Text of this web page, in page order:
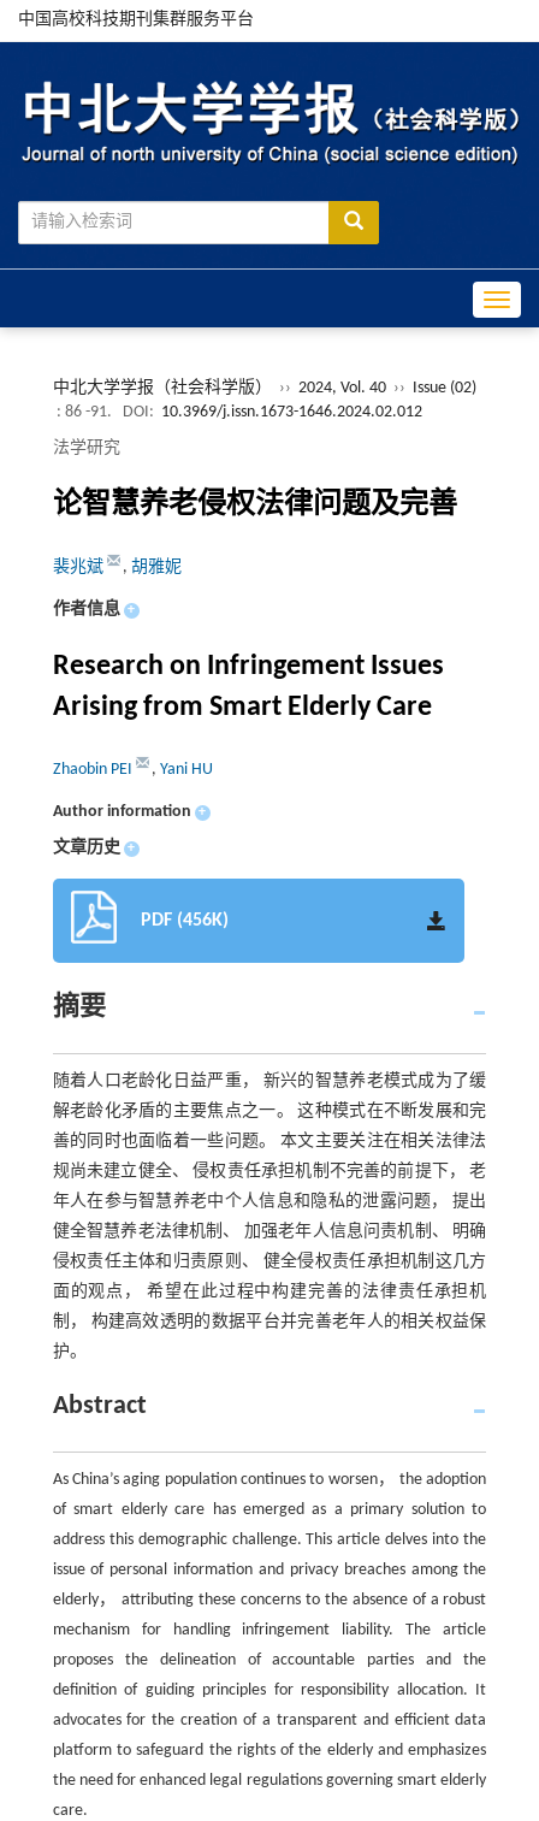
中国高校科技期刊集群服务平台
中北大学学报（社会科学版） ›› 2024, Vol. 40 ››
Issue (02)
: 86 -91.
DOI: 10.3969/j.issn.1673-1646.2024.02.012
法学研究
论智慧养老侵权法律问题及完善
裴兆斌 , 胡雅妮
作者信息 +
Research on Infringement Issues
Arising from Smart Elderly Care
Zhaobin PEI , Yani HU
Author information +
文章历史 +
PDF (456K)
摘要
随着人口老龄化日益严重， 新兴的智慧养老模式成为了缓
解老龄化矛盾的主要焦点之一。 这种模式在不断发展和完
善的同时也面临着一些问题。 本文主要关注在相关法律法
规尚未建立健全、 侵权责任承担机制不完善的前提下， 老
年人在参与智慧养老中个人信息和隐私的泄露问题， 提出
健全智慧养老法律机制、 加强老年人信息问责机制、 明确
侵权责任主体和归责原则、 健全侵权责任承担机制这几方
面的观点， 希望在此过程中构建完善的法律责任承担机
制， 构建高效透明的数据平台并完善老年人的相关权益保
护。
Abstract
As China’s aging population continues to worsen， the adoption
of smart elderly care has emerged as a primary solution to
address this demographic challenge. This article delves into the
issue of personal information and privacy breaches among the
elderly， attributing these concerns to the absence of a robust
mechanism for handling infringement liability. The article
proposes the delineation of accountable parties and the
definition of guiding principles for responsibility allocation. It
advocates for the creation of a transparent and efficient data
platform to safeguard the rights of the elderly and emphasizes
the need for enhanced legal regulations governing smart elderly
care.